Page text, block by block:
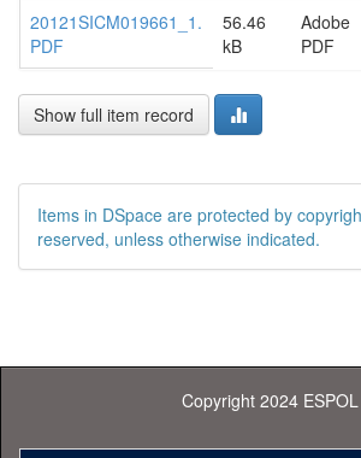
20121SICM019661_1.
PDF
56.46
kB
Adobe
PDF
Show full item record
Items in DSpace are protected by
reserved, unless otherwise indicated.
Copyright 2024 ESPOL